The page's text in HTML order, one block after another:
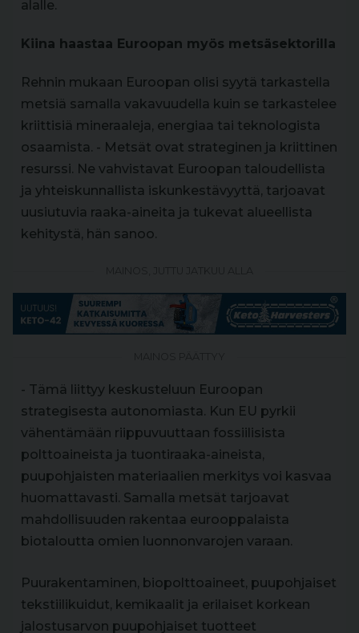
alalle.
Kiina haastaa Euroopan myös metsäsektorilla
Rehnin mukaan Euroopan olisi syytä tarkastella
metsiä samalla vakavuudella kuin se tarkastelee
kriittisiä mineraaleja, energiaa tai teknologista
osaamista. - Metsät ovat strateginen ja kriittinen
resurssi. Ne vahvistavat Euroopan taloudellista
ja yhteiskunnallista iskunkestävyyttä, tarjoavat
uusiutuvia raaka-aineita ja tukevat alueellista
kehitystä, hän sanoo.
- Tämä liittyy keskusteluun Euroopan
strategisesta autonomiasta. Kun EU pyrkii
vähentämään riippuvuuttaan fossiilisista
polttoaineista ja tuontiraaka-aineista,
puupohjaisten materiaalien merkitys voi kasvaa
huomattavasti. Samalla metsät tarjoavat
mahdollisuuden rakentaa eurooppalaista
biotaloutta omien luonnonvarojen varaan.
Puurakentaminen, biopolttoaineet, puupohjaiset
tekstiilikuidut, kemikaalit ja erilaiset korkean
jalostusarvon puupohjaiset tuotteet